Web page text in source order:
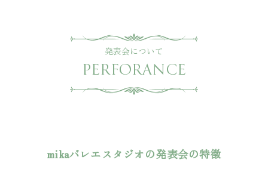
発表会について
PERFORANCE
mikaバレエスタジオの発表会の特徴